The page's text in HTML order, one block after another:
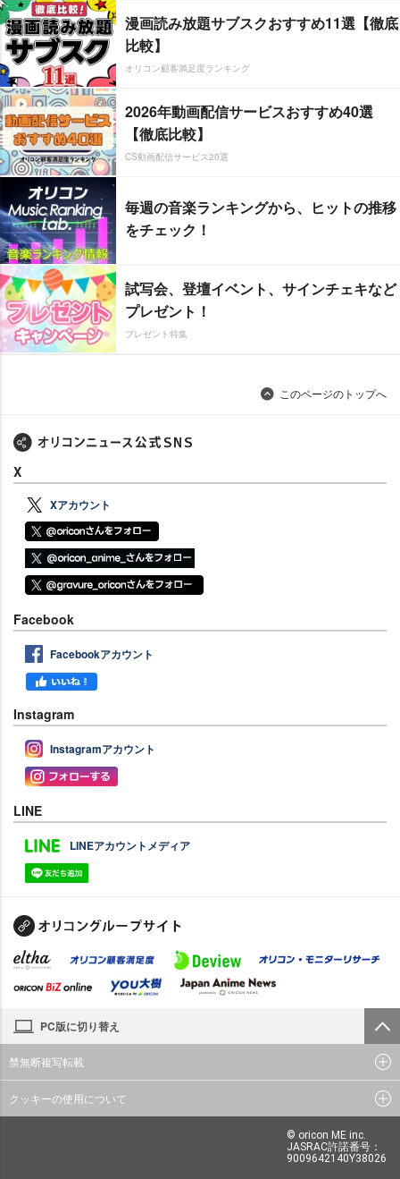
漫画読み放題サブスクおすすめ11選【徹底
比較】
オリコン顧客満足度ランキング
2026年動画配信サービスおすすめ40選
【徹底比較】
CS動画配信サービス20選
毎週の音楽ランキングから、ヒットの推移
をチェック！
試写会、登壇イベント、サインチェキなど
プレゼント！
プレゼント特集
このページのトップへ
X
Xアカウント
Facebook
Facebookアカウント
Instagram
Instagramアカウント
LINE
LINEアカウントメディア
PC版に切り替え
禁無断複写転載
クッキーの使用について
© oricon ME inc.
JASRAC許諾番号：
9009642140Y38026